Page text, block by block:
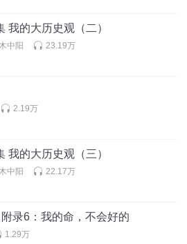
我的大历史观（二）
中阳 23.19万
2.19万
我的大历史观（三）
中阳 22.17万
录6：我的命，不会好的
1.29万